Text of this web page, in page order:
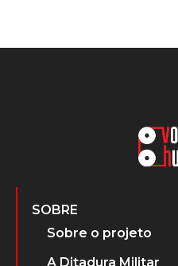
SOBRE
Sobre o projeto
A Ditadura Militar